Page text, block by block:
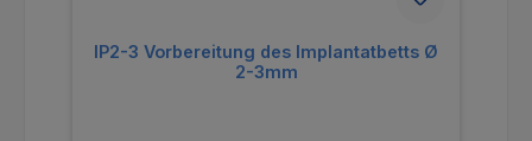
IP2-3 Vorbereitung des Implantatbetts Ø
2-3mm